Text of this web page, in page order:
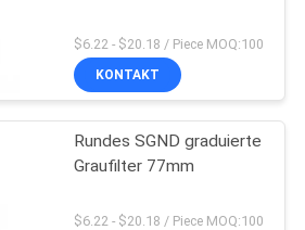
$6.22 - $20.18 / Piece MOQ:100
KONTAKT
Rundes SGND graduierte
Graufilter 77mm
$6.22 - $20.18 / Piece MOQ:100